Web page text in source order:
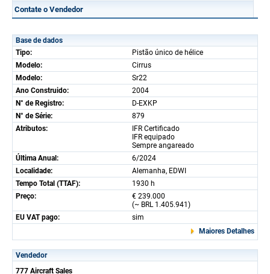
Contate o Vendedor
Base de dados
Tipo:
Pistão único de hélice
Modelo:
Cirrus
Modelo:
Sr22
Ano Construido:
2004
N° de Registro:
D-EXKP
N° de Série:
879
Atributos:
IFR Certificado
IFR equipado
Sempre angareado
Última Anual:
6/2024
Localidade:
Alemanha, EDWI
Tempo Total (TTAF):
1930 h
Preço:
€ 239.000
(~ BRL 1.405.941)
EU VAT pago:
sim
Maiores Detalhes
Vendedor
777 Aircraft Sales